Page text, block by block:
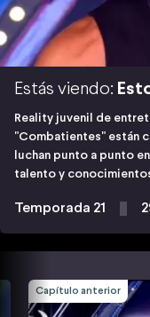
Estás viendo:
Reality juvenil de
"Combatientes" están
luchan punto a punto
talento y
Temporada 21
Capítulo anterior